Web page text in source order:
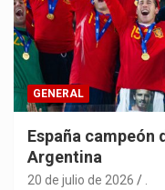
GENERAL
España campeón
Argentina
20 de julio de 2026